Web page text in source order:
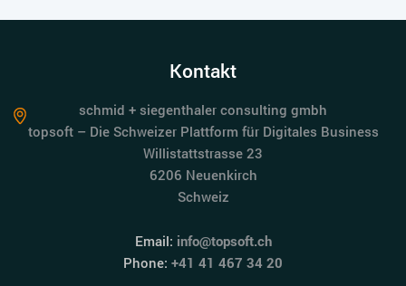
Kontakt
schmid + siegenthaler consulting gmbh
topsoft – Die Schweizer Plattform für Digitales Business
Willistattstrasse 23
6206 Neuenkirch
Schweiz
Email: info@topsoft.ch
Phone: +41 41 467 34 20